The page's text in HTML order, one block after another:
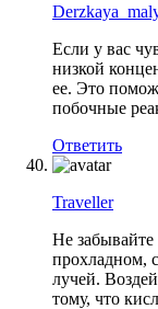
Если у вас
низкой
ее. Это
побочные
Ответить
Traveller
Не забывайте
прохладном,
лучей.
тому, что